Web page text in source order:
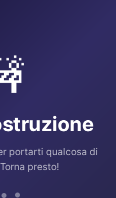
portarti qualcosa di
presto!